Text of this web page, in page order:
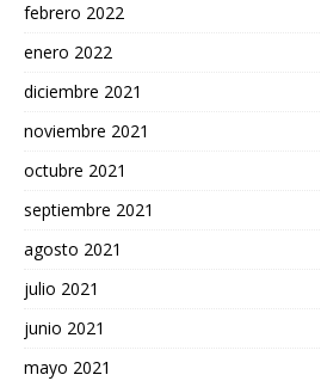
febrero 2022
enero 2022
diciembre 2021
noviembre 2021
octubre 2021
septiembre 2021
agosto 2021
julio 2021
junio 2021
mayo 2021